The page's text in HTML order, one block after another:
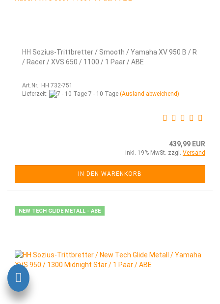
HH Sozius-Trittbretter / Smooth / Yamaha XV 950 B / R
/ Racer / XVS 650 / 1100 / 1 Paar / ABE
Art.Nr.: HH 732-751
Lieferzeit:
7 - 10 Tage (Ausland abweichend)
439,99 EUR
inkl. 19% MwSt. zzgl. Versand
IN DEN WARENKORB
NEW TECH GLIDE METALL - ABE